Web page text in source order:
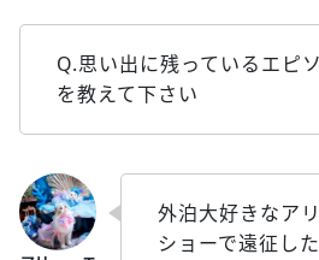
Q.思い出に残っているエピ
を教えて下さい
外泊大好きなア
ショーで遠征し